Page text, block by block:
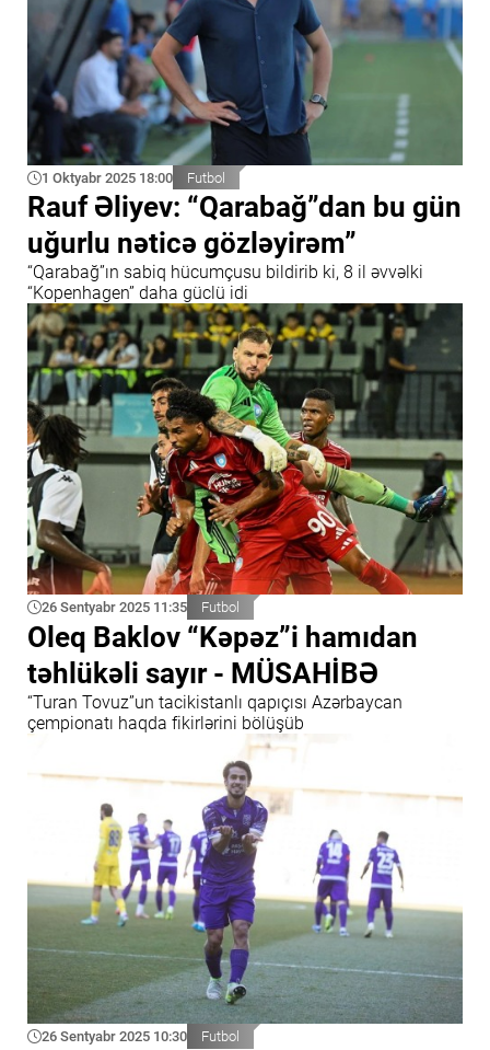
1 Oktyabr 2025 18:00 Futbol
Rauf Əliyev: “Qarabağ”dan bu gün
uğurlu nəticə gözləyirəm”
“Qarabağ”ın sabiq hücumçusu bildirib ki, 8 il əvvəlki
“Kopenhagen” daha güclü idi
26 Sentyabr 2025 11:35 Futbol
Oleq Baklov “Kəpəz”i hamıdan
təhlükəli sayır - MÜSAHİBƏ
“Turan Tovuz”un tacikistanlı qapıçısı Azərbaycan
çempionatı haqda fikirlərini bölüşüb
26 Sentyabr 2025 10:30 Futbol